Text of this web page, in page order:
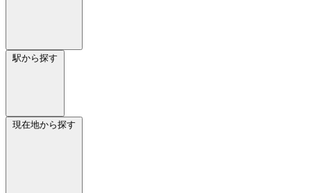
駅から探す
現在地から探す